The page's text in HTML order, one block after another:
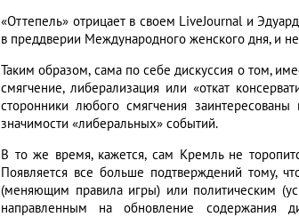
«Оттепель» отрицает в своем LiveJournal и
в преддверии Международного женского дня, и
Таким образом, сама по себе дискуссия о том,
смягчение, либерализация или «откат
сторонники любого смягчения
значимости «либеральных» событий.
В то же время, кажется, сам Кремль не
Появляется все больше подтверждений тому,
(меняющим правила игры) или политическим
направленным на обновление содержания